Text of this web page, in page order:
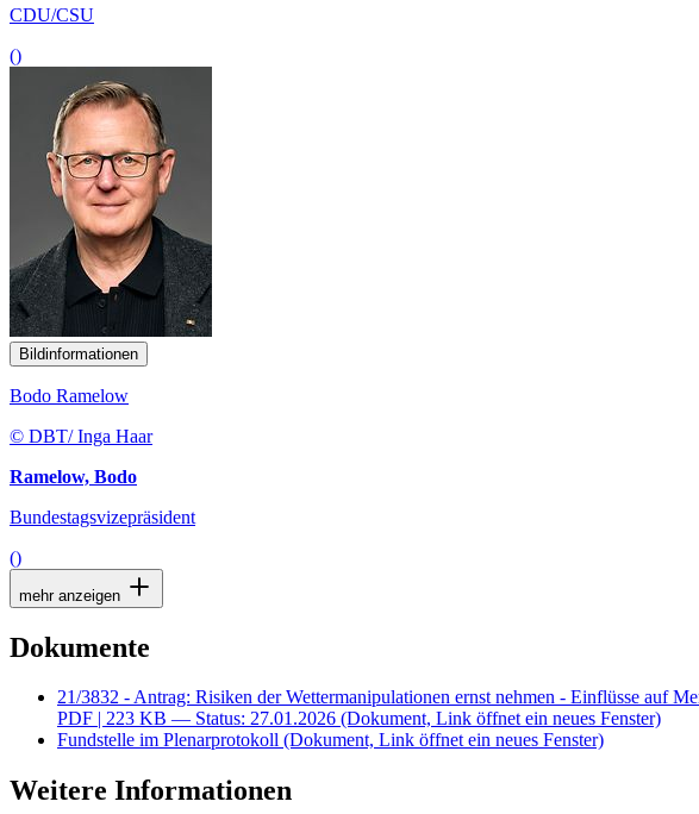
CDU/CSU
()
Bildinformationen
Bodo Ramelow
© DBT/ Inga Haar
Ramelow, Bodo
Bundestagsvizepräsident
()
mehr anzeigen
Dokumente
21/3832 - Antrag: Risiken der Wettermanipulationen ernst nehmen - Einflüsse auf
PDF | 223 KB — Status: 27.01.2026 (Dokument, Link öffnet ein neues Fenster)
Fundstelle im Plenarprotokoll (Dokument, Link öffnet ein neues Fenster)
Weitere Informationen